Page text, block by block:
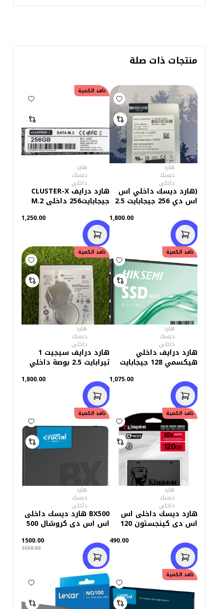
منتجات ذات صلة
هارد
ديسك
داخلى
(هارد ديسك داخلي اس
اس دي 256 جيجابايت 2.5
1,800.00
نافد الكمية
هارد
ديسك
داخلى
هارد درايف CLUSTER-X
جيجابايت256 داخلى M.2
(استعمال خارج) 1,250.00
نافد الكمية
هارد
ديسك
داخلى
هارد درايف داخلي
هيكسمي 128 جيجابايت
1,075.00
نافد الكمية
هارد
ديسك
داخلى
هارد درايف سيجيت 1
تيرابايت 2.5 بوصة داخلي
1,800.00
نافد الكمية
هارد
ديسك
داخلى
هارد ديسك داخلى اس
اس دى كينجستون 120
490.00
خصم50.00
نافد الكمية
هارد
ديسك
داخلى
BX500 هارد ديسك داخلى
اس اس دى كروشال 500
1500.00
1550.00
خصم50.00
نافد الكمية